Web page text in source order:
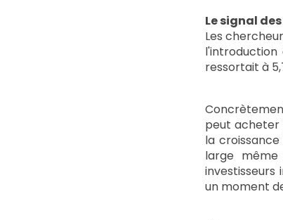
Le signal
Les
ressortait à
peut acheter
la
large
investisseurs
un moment